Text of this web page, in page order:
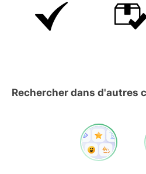
Rechercher dans d'autres